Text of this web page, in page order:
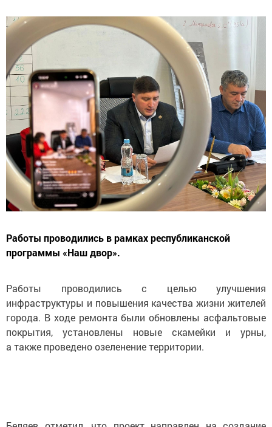
Работы проводились в рамках республиканской
программы «Наш двор».
Работы проводились с целью улучшения
инфраструктуры и повышения качества жизни жителей
города. В ходе ремонта были обновлены асфальтовые
покрытия, установлены новые скамейки и урны,
а также проведено озеленение территории.